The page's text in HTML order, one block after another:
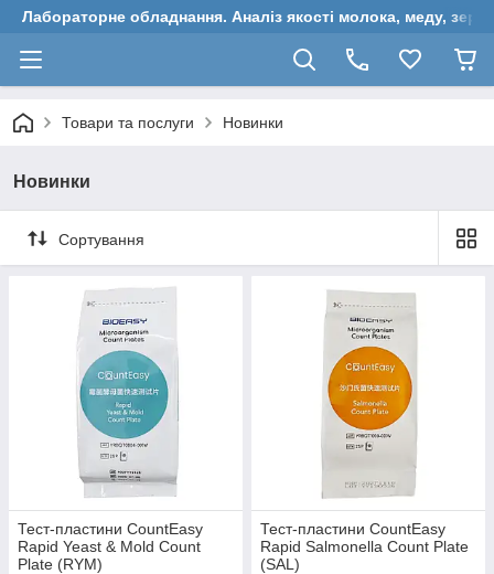
Лабораторне обладнання. Аналіз якості молока, меду, зерна
Товари та послуги Новинки
Новинки
Сортування
Тест-пластини CountEasy
Rapid Yeast & Mold Count
Plate (RYM)
Тест-пластини CountEasy
Rapid Salmonella Count Plate
(SAL)